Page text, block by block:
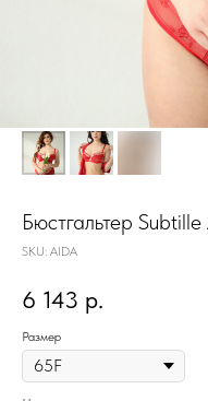
Бюстгальтер
SKU: AIDA
6 143 р.
Размер